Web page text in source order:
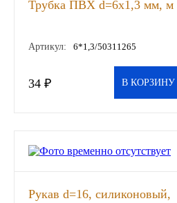
МАЗ
Трубка ПВХ d=6х1,3 мм, м
Артикул: 6*1,3/50311265
34 ₽ В КОРЗИНУ
Рукав d=16, силиконовый,